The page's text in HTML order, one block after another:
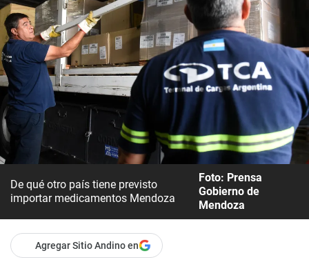
De qué otro país tiene previsto
importar medicamentos Mendoza
Foto: Prensa
Gobierno de
Mendoza
Agregar Sitio Andino en